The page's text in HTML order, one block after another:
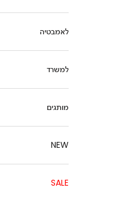
לאמבטיה
למשרד
מותגים
NEW
SALE